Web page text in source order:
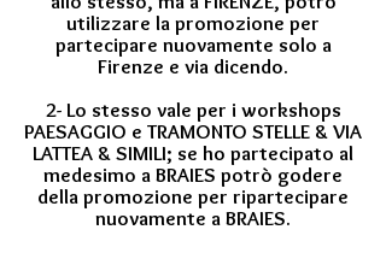
utilizzare la promozione per
partecipare nuovamente solo a
Firenze e via dicendo.
2- Lo stesso vale per i workshops
PAESAGGIO e TRAMONTO STELLE & VIA
LATTEA & SIMILI; se ho partecipato al
medesimo a BRAIES potrò godere
della promozione per ripartecipare
nuovamente a BRAIES.